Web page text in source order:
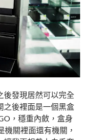
後發現居然可以完全
之後裡面是一個黑盒
，穩重內斂，盒身
機關裡面還有機關，